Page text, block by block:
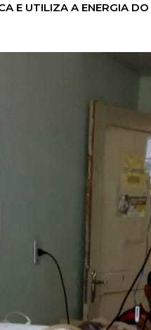
E UTILIZA A ENERGIA